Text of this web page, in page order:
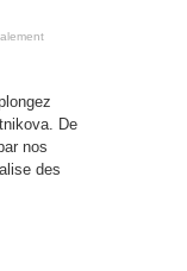
De
nos
des